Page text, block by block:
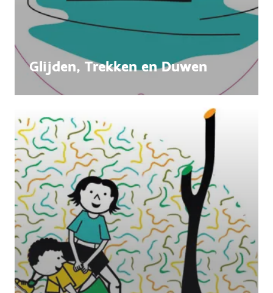
Glijden, Trekken en Duwen